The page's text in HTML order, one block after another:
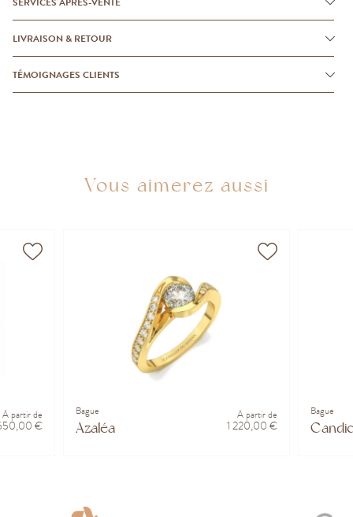
LIVRAISON & RETOUR
TÉMOIGNAGES CLIENTS
Vous aimerez aussi
À partir de
€
Bague
Azaléa
À partir de
1 220,00 €
Bague